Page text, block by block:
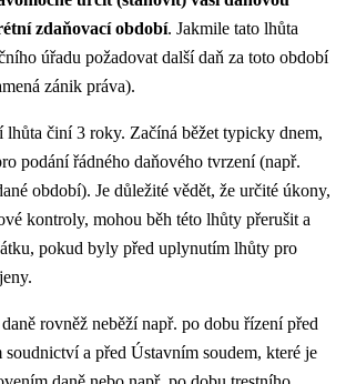
zdaňovací období. Jakmile tato lhůta
úřadu požadovat další daň za toto období
zánik práva).
lhůta činí3 roky. Začíná běžet typicky dnem,
podání řádného daňového tvrzení (např.
období). Je důležité vědět, že určité úkony,
kontroly, mohou běh této lhůty přerušit a
pokud byly před uplynutím lhůty pro
rovněž neběží např. po dobu řízení před
soudnictví a před Ústavním soudem, které je